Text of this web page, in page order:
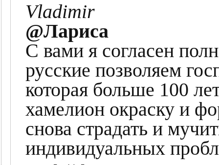
Vladimir
@Лариса
С вами я согласен
русские позволяем
которая больше 100
хамелион окраску и
снова страдать и
индивидуальных